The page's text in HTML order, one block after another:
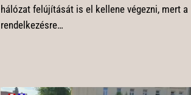
hálózat felújítását is el kellene végezni, mert a
rendelkezésre…